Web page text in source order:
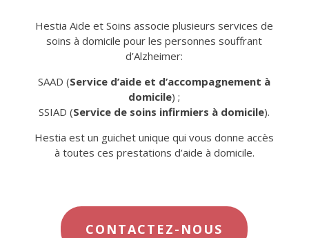
Hestia Aide et Soins associe plusieurs services de
soins à domicile pour les personnes souffrant
d’Alzheimer:
SAAD (Service d’aide et d’accompagnement à
domicile) ;
SSIAD (Service de soins infirmiers à domicile).
Hestia est un guichet unique qui vous donne accès
à toutes ces prestations d’aide à domicile.
CONTACTEZ-NOUS